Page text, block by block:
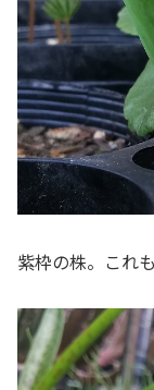
紫枠の株。これ